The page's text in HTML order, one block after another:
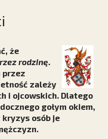
że
rodzinę.
przez
zależy
i ojcowskich. Dlatego
gołym okiem,
osób je